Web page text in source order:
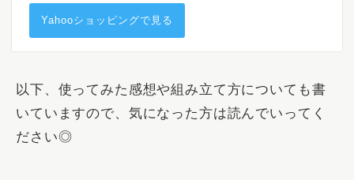
Yahooショッピングで見る
以下、使ってみた感想や組み立て方についても書
いていますので、気になった方は読んでいってく
ださい◎